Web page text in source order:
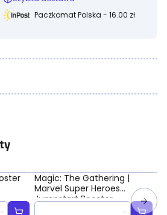
Paczkomat Polska - 16.00 zł
Magic: The Gathering |
Marvel Super Heroes
Jumpstart Booster